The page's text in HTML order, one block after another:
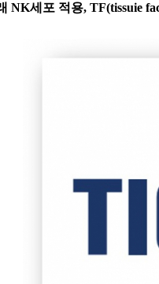
NK세포 적용, TF(tissuie